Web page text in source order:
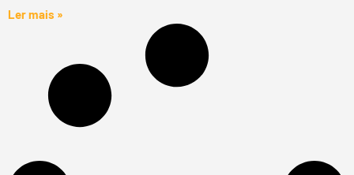
Ler mais »